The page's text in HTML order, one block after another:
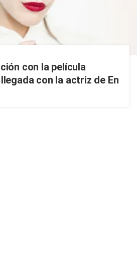
con la película
con la actriz de En